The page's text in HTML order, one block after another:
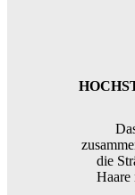
die
Haare